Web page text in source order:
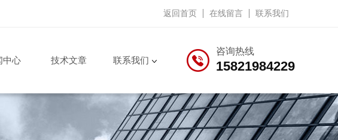
返回首页 在线留言 联系我们
咨询热线
15821984229
中心 技术文章 联系我们